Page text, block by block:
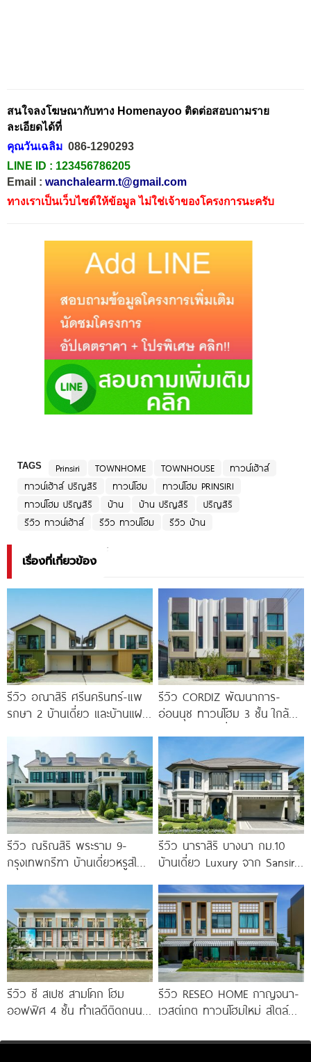
สนใจลงโฆษณากับทาง Homenayoo ติดต่อสอบถามราย
ละเอียดได้ที่
คุณวันเฉลิม 086-1290293
LINE ID : 123456786205
Email : wanchalearm.t@gmail.com
ทางเราเป็นเว็บไซต์ให้ข้อมูล ไม่ใช่เจ้าของโครงการนะครับ
TAGS Prinsiri TOWNHOME TOWNHOUSE
ทาวน์เฮ้าส์
ทาวน์เฮ้าส์ ปริญสิริ
ทาวน์โฮม
ทาวน์โฮม PRINSIRI
ทาวน์โฮม ปริญสิริ
บ้าน บ้าน ปริญสิริ
ปริญสิริ
รีวิว ทาวน์เฮ้าส์
รีวิว ทาวน์โฮม รีวิว บ้าน
เรื่องที่เกี่ยวข้อง
รีวิว อณาสิริ ศรีนครินทร์-แพ
รกษา 2 บ้านเดี่ยว และบ้านแฝด
รีวิว CORDIZ พัฒนาการ-
อ่อนนุช ทาวน์โฮม 3 ชั้น ใกล้
ทองหล่อ
รีวิว ณริณสิริ พระราม 9-
กรุงเทพกรีฑา บ้านเดี่ยวหรูสไตล์
Clubhouse วิวทะเลสาบ
รีวิว นาราสิริ บางนา กม.10
บ้านเดี่ยว Luxury จาก Sansiri
รีวิว ซี สเปซ สามโคก โฮม
ออฟฟิศ 4 ชั้น ทำเลดีติดถนน
รีวิว RESEO HOME กาญจนา-
เวสต์เกต ทาวน์โฮมใหม่ สไตล์
ลอย* ทำเลดี